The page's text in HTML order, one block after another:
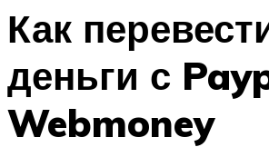
Как
деньги с
Webmoney